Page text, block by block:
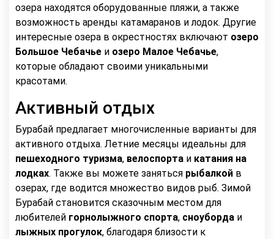
озера находятся оборудованные пляжи, а также
возможность аренды катамаранов и лодок. Другие
интересные озера в окрестностях включают озеро
Большое Чебачье и озеро Малое Чебачье,
которые обладают своими уникальными
красотами.
Активный отдых
Бурабай предлагает многочисленные варианты для
активного отдыха. Летние месяцы идеальны для
пешеходного туризма, велоспорта и катания на
лодках. Также вы можете заняться рыбалкой в
озерах, где водится множество видов рыб. Зимой
Бурабай становится сказочным местом для
любителей горнолыжного спорта, сноуборда и
лыжных прогулок, благодаря близости к